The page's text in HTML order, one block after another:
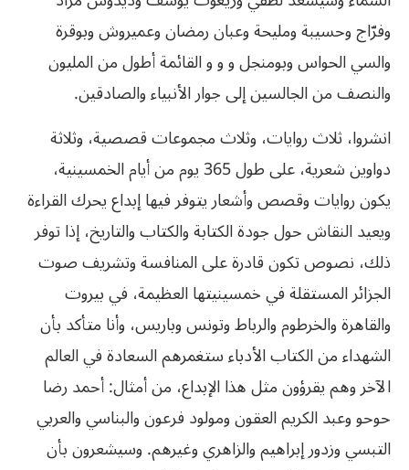
وفرّاج وحسيبة ومليحة وعبان رمضان وعميروش وبوقرة
والسي الحواس وبومنجل و و و القائمة أطول من المليون
والنصف من الجالسين إلى جوار الأنبياء والصادقين.
انشروا، ثلاث روايات، وثلاث مجموعات قصصية، وثلاثة
دواوين شعرية، على طول 365 يوم من أيام الخمسينية،
يكون روايات وقصص وأشعار يتوفر فيها إبداع يحرك القراءة
ويعيد النقاش حول جودة الكتابة والكتاب والتاريخ، إذا توفر
ذلك، نصوص تكون قادرة على المنافسة وتشريف صوت
الجزائر المستقلة في خمسينيتها العظيمة، في بيروت
والقاهرة والخرطوم والرباط وتونس وباريس، وأنا متأكد بأن
الشهداء من الكتاب الأدباء ستغمرهم السعادة في العالم
الآخر وهم يقرؤون مثل هذا الإبداع، من أمثال: أحمد رضا
حوحو وعبد الكريم العقون ومولود فرعون والبناسي والعربي
التبسيوزدورإبراهيموالزاهريوغيرهم.وسيشعرونبأن